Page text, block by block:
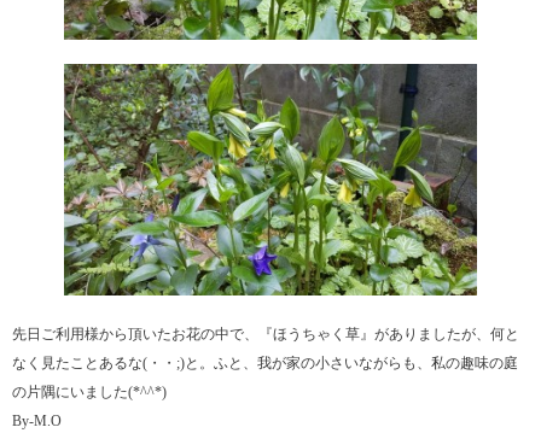
先日ご利用様から頂いたお花の中で、『ほうちゃく草』がありましたが、何と
なく見たことあるな(・・;)と。ふと、我が家の小さいながらも、私の趣味の庭
の片隅にいました(*^^*)
By-M.O